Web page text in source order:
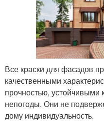
Все краски для фасадов
качественными
прочностью, устойчивыми
непогоды. Они не
дому индивидуальность.